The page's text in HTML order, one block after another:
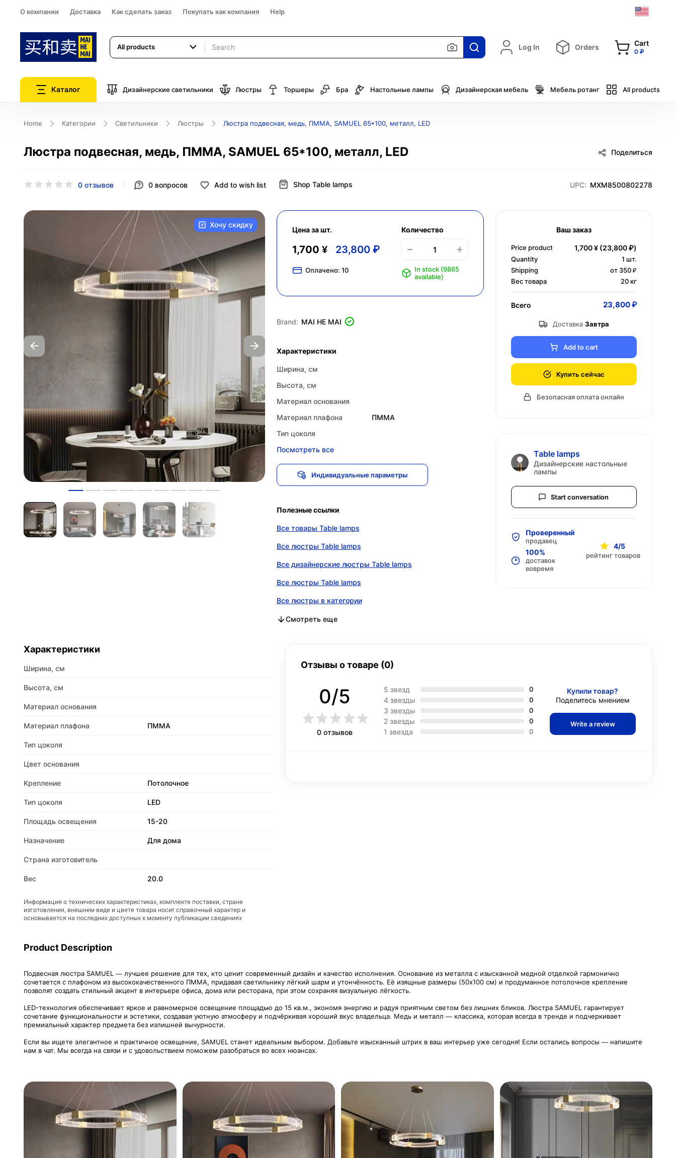
О компании Доставка Как сделать заказ Покупать как компания Help
All products Log In Orders Cart
0 ₽
Каталог Дизайнерские светильники Люстры Торшеры Бра Настольные лампы Дизайнерская мебель Мебель ротанг All products
Home Категории Светильники Люстры Люстра подвесная, медь, ПММА, SAMUEL 65*100, металл, LED
Люстра подвесная, медь, ПММА, SAMUEL 65*100, металл, LED
0 отзывов 0 вопросов Add to wish list
Поделиться
Shop Table lamps UPC: MXM8500802278
Хочу скидку
Цена за шт.
1,700 ¥ 23,800 ₽
Оплачено: 10
Количество
In stock (9865
available)
Brand: MAI HE MAI
Характеристики
Ширина, см
Высота, см
Материал основания
Материал плафона
ПММА
Тип цоколя
Посмотреть все
Индивидуальные параметры
Полезные ссылки
Все товары Table lamps
Все люстры Table lamps
Все дизайнерские люстры Table lamps
Все люстры Table lamps
Все люстры в категории
Все дизайнерские люстры в категории
Все люстры в категории
Смотреть еще
Ваш заказ
Price product 1,700 ¥ (23,800 ₽)
Quantity 1 шт.
Shipping
от 350 ₽
Вес товара
20 кг
Всего 23,800 ₽
Доставка Завтра
Add to cart
Купить сейчас
Безопасная оплата онлайн
Table lamps
Дизайнерские настольные
лампы
Start conversation
Проверенный
продавец
100%
доставок
вовремя
4/5
рейтинг товаров
Характеристики
Ширина, см
Высота, см
Материал основания
Материал плафона ПММА
Тип цоколя
Цвет основания
Крепление Потолочное
Тип цоколя LED
Площадь освещения 15-20
Назначение Для дома
Страна изготовитель
Вес 20.0
Информация о технических характеристиках, комплекте поставки, стране
изготовления, внешнем виде и цвете товара носит справочный характер и
основывается на последних доступных к моменту публикации сведениях
Отзывы о товаре (0)
0/5
0 отзывов
5 звезд 0
4 звезды 0
3 звезды 0
2 звезды 0
1 звезда 0
Купили товар?
Поделитесь мнением
Write a review
Product Description
Подвесная люстра SAMUEL — лучшее решение для тех, кто ценит современный дизайн и качество исполнения. Основание из металла с изысканной медной отделкой гармонично
сочетается с плафоном из высококачественного ПММА, придавая светильнику лёгкий шарм и утончённость. Её изящные размеры (50x100 см) и продуманное потолочное крепление
позволят создать стильный акцент в интерьере офиса, дома или ресторана, при этом сохраняя визуальную лёгкость.
LED-технология обеспечивает яркое и равномерное освещение площадью до 15 кв.м., экономя энергию и радуя приятным светом без лишних бликов. Люстра SAMUEL гарантирует
сочетание функциональности и эстетики, создавая уютную атмосферу и подчёркивая хороший вкус владельца. Медь и металл — классика, которая всегда в тренде и подчеркивает
премиальный характер предмета без излишней вычурности.
Если вы ищете элегантное и практичное освещение, SAMUEL станет идеальным выбором. Добавьте изысканный штрих в ваш интерьер уже сегодня! Если остались вопросы — напишите
нам в чат. Мы всегда на связи и с удовольствием поможем разобраться во всех нюансах.